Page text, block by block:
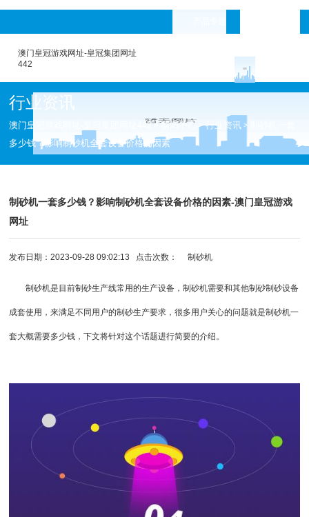
澳门皇冠游戏网址-皇冠集团网址
442
行业资讯
澳门皇冠游戏网址-皇冠集团网址442>新闻中心 >行业资讯 >
多少钱？影响制砂机全套设备价格的因素
制砂机一套多少钱？影响制砂机全套设备价格的因素-澳门皇冠游戏
网址
发布日期：2023-09-28 09:02:13 点击次数：制砂机
制砂机是目前制砂生产线常用的生产设备，制砂机需要和其他制砂制砂设备
成套使用，来满足不同用户的制砂生产要求，很多用户关心的问题就是制砂机一
套大概需要多少钱，下文将针对这个话题进行简要的介绍。